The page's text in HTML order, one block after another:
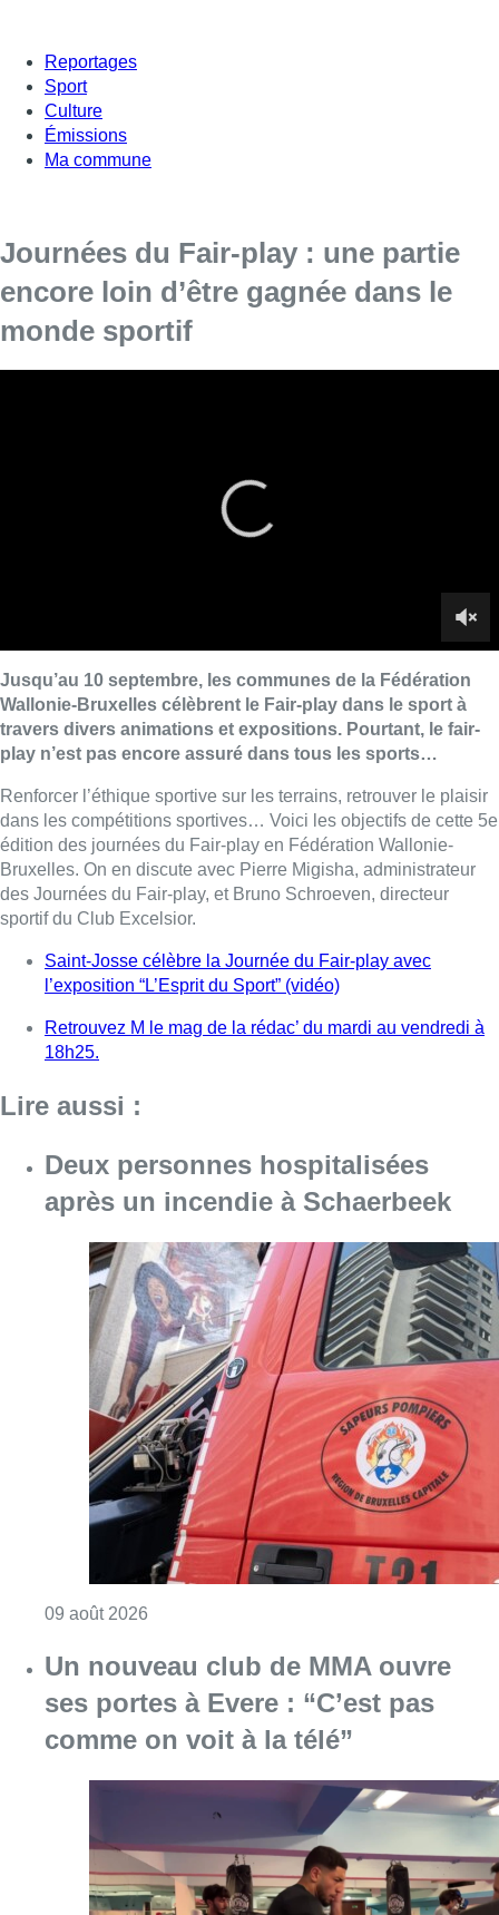
Reportages
Sport
Culture
Émissions
Ma commune
Journées du Fair-play : une partie
encore loin d’être gagnée dans le
monde sportif
Renforcer l’éthique sportive sur les terrains, retrouver le plaisir
dans les compétitions sportives… Voici les objectifs de cette 5e
des Journées du Fair-play, et Bruno Schroeven, directeur
l’exposition “L’Esprit du Sport” (vidéo)
Retrouvez M le mag de la rédac’ du mardi au vendredi à
18h25.
Lire aussi :
Deux personnes hospitalisées
après un incendie à Schaerbeek
09 août 2026Consulter l'article "Deux personnes
Un nouveau club de MMA ouvre
ses portes à Evere : “C’est pas
comme on voit à la télé”
08 août 2026Consulter l'article "Un nouveau club de